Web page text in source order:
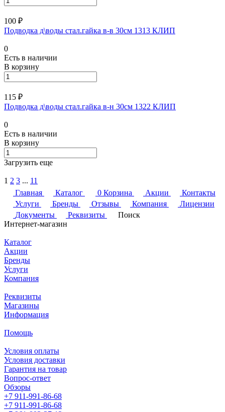
100 ₽
Подводка д\воды стал.гайка в-в 30см 1313 КЛИП
0
Есть в наличии
В корзину
115 ₽
Подводка д\воды стал.гайка в-н 30см 1322 КЛИП
0
Есть в наличии
В корзину
Загрузить еще
1 2 3 ... 11
Главная
Каталог 0 Корзина Акции
Контакты
Услуги
Бренды Отзывы Компания
Лицензии
Документы
Реквизиты
Поиск
Интернет-магазин
Каталог
Акции
Бренды
Услуги
Компания
Реквизиты
Магазины
Информация
Помощь
Условия оплаты
Условия доставки
Гарантия на товар
Вопрос-ответ
Обзоры
+7 911-991-86-68
+7 911-991-86-68